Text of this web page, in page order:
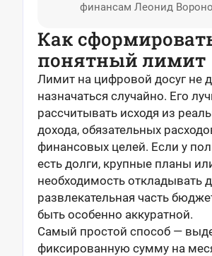
финансам Леонид
Как
понятный лимит
Лимит на цифровой досуг не
назначаться случайно. Его
рассчитывать исходя из
дохода, обязательных
финансовых целей. Если у
есть долги, крупные планы
необходимость откладывать
развлекательная часть
быть особенно аккуратной.
Самый простой способ —
фиксированную сумму на